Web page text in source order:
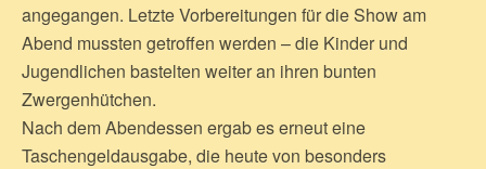
angegangen. Letzte Vorbereitungen für die Show am
Abend mussten getroffen werden – die Kinder und
Jugendlichen bastelten weiter an ihren bunten
Zwergenhütchen.
Nach dem Abendessen ergab es erneut eine
Taschengeldausgabe, die heute von besonders